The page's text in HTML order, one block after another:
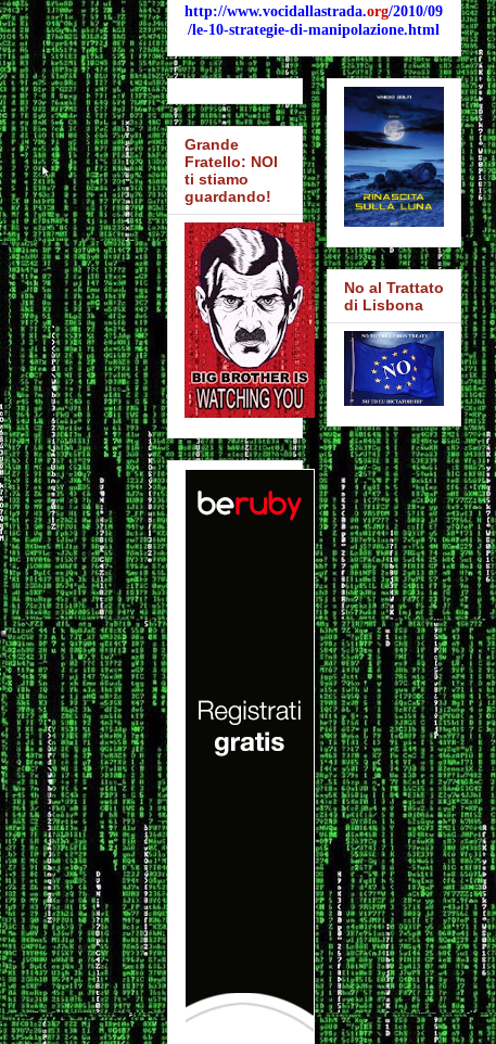
http://www.vocidallastrada.org/2010/09
/le-10-strategie-di-manipolazione.html
Grande
Fratello: NOI
ti stiamo
guardando!
No al Trattato
di Lisbona